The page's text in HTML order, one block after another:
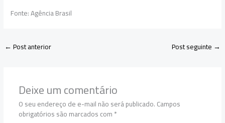
Fonte: Agência Brasil
←Post anterior Post seguinte →
Deixe um comentário
O seu endereço de e-mail não será publicado.Campos
obrigatórios são marcados com*